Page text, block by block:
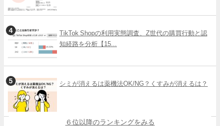
TikTok Shopの利用実態調査、Z世代の購買行動と認
知経路を分析【15...
シミが消えるは薬機法OK/NG？くすみが消えるは？
６位以降のランキングをみる